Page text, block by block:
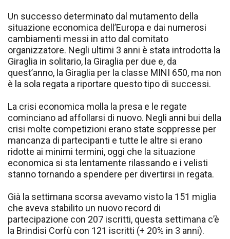
Un successo determinato dal mutamento della
situazione economica dell’Europa e dai numerosi
cambiamenti messi in atto dal comitato
organizzatore. Negli ultimi 3 anni è stata introdotta la
Giraglia in solitario, la Giraglia per due e, da
quest’anno, la Giraglia per la classe MINI 650, ma non
è la sola regata a riportare questo tipo di successi.
La crisi economica molla la presa e le regate
cominciano ad affollarsi di nuovo. Negli anni bui della
crisi molte competizioni erano state soppresse per
mancanza di partecipanti e tutte le altre si erano
ridotte ai minimi termini, oggi che la situazione
economica si sta lentamente rilassando e i velisti
stanno tornando a spendere per divertirsi in regata.
Già la settimana scorsa avevamo visto la 151 miglia
che aveva stabilito un nuovo record di
partecipazione con 207 iscritti, questa settimana c’è
la Brindisi Corfù con 121 iscritti (+ 20% in 3 anni).